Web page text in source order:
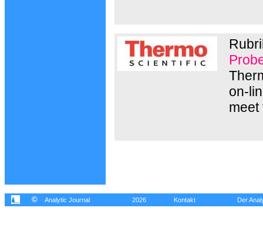
on-
meet
© Analytic Journal 2026 Kontakt Der